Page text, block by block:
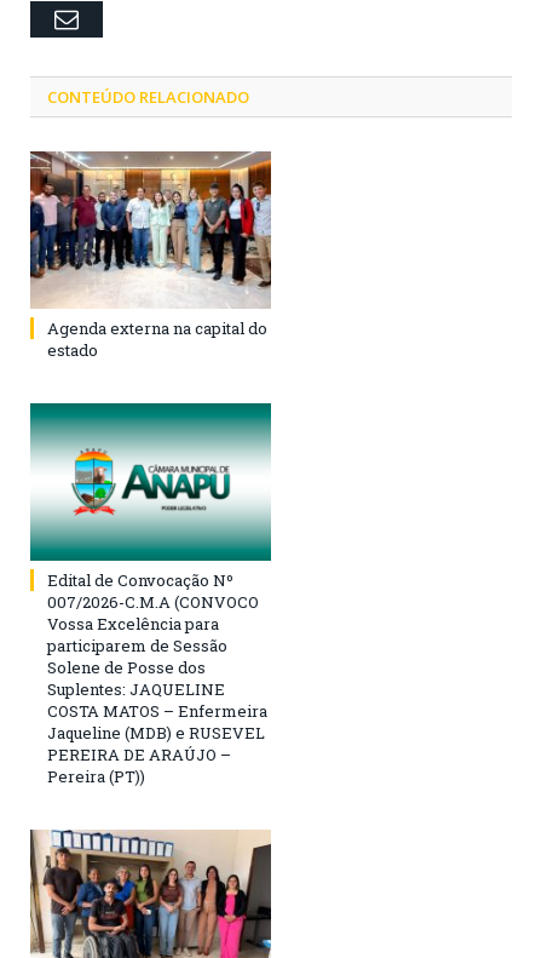
Email
CONTEÚDO RELACIONADO
Agenda externa na capital do
estado
Edital de Convocação Nº
007/2026-C.M.A (CONVOCO
Vossa Excelência para
participarem de Sessão
Solene de Posse dos
Suplentes: JAQUELINE
COSTA MATOS – Enfermeira
Jaqueline (MDB) e RUSEVEL
PEREIRA DE ARAÚJO –
Pereira (PT))